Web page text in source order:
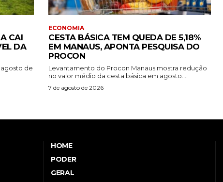
CAI
DA
de
ECONOMIA
CESTA BÁSICA TEM QUEDA DE 5,18%
EM MANAUS, APONTA PESQUISA DO
PROCON
Levantamento do Procon Manaus mostra redução
no valor médio da cesta básica em agosto....
7 de agosto de 2026
HOME
PODER
GERAL